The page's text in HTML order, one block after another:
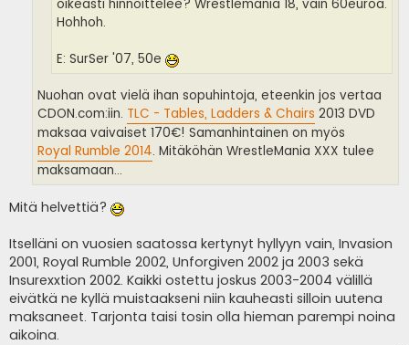
oikeasti hinnoittelee? Wrestlemania 18, vain 60euroa.
Hohhoh.
E: SurSer '07, 50e
Nuohan ovat vielä ihan sopuhintoja, eteenkin jos vertaa
CDON.com:iin. TLC - Tables, Ladders & Chairs 2013 DVD
maksaa vaivaiset 170€! Samanhintainen on myös
Royal Rumble 2014. Mitäköhän WrestleMania XXX tulee
maksamaan...
Mitä helvettiä?
Itselläni on vuosien saatossa kertynyt hyllyyn vain, Invasion
2001, Royal Rumble 2002, Unforgiven 2002 ja 2003 sekä
Insurexxtion 2002. Kaikki ostettu joskus 2003-2004 välillä
eivätkä ne kyllä muistaakseni niin kauheasti silloin uutena
maksaneet. Tarjonta taisi tosin olla hieman parempi noina
aikoina.